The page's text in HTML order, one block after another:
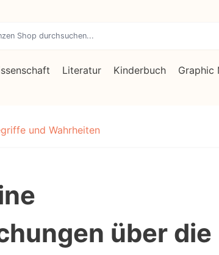
Literatur Kinderbuch Graphic
und Wahrheiten
über die